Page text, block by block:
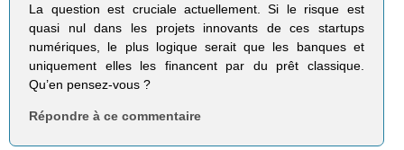
La question est cruciale actuellement. Si le risque est
quasi nul dans les projets innovants de ces startups
numériques, le plus logique serait que les banques et
uniquement elles les financent par du prêt classique.
Qu’en pensez-vous ?
Répondre à ce commentaire